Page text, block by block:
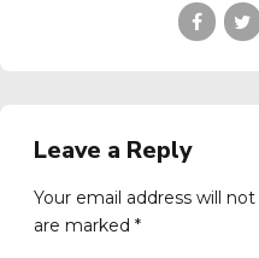
Leave a Reply
Your email address will
are marked *